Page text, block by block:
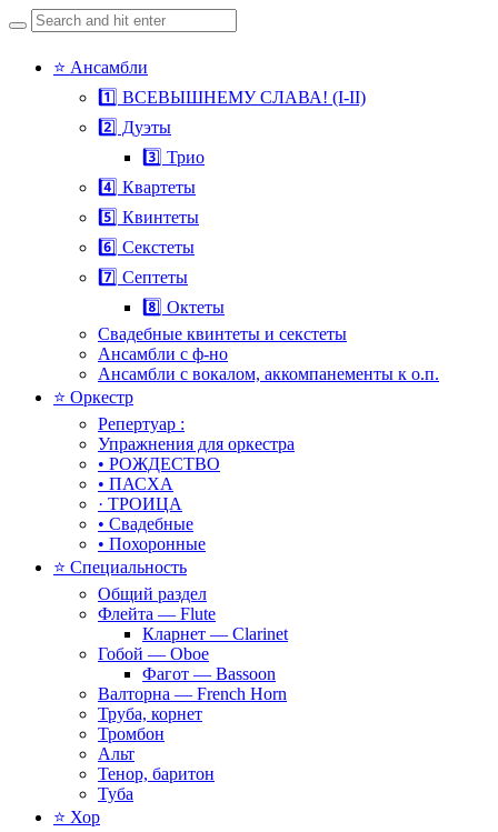
Search
for:
Skip
⭐ Ансамбли
1️⃣ ВСЕВЫШНЕМУ СЛАВА! (I-II)
2️⃣ Дуэты
3️⃣ Трио
4️⃣ Квартеты
5️⃣ Квинтеты
6️⃣ Секстеты
7️⃣ Септеты
8️⃣ Октеты
Свадебные квинтеты и секстеты
Ансамбли с ф-но
Ансамбли с вокалом, аккомпанементы к о.п.
⭐ Оркестр
Репертуар :
Упражнения для оркестра
• РОЖДЕСТВО
• ПАСХА
· ТРОИЦА
• Свадебные
• Похоронные
⭐ Специальность
Общий раздел
Флейта — Flute
Кларнет — Clarinet
Гобой — Oboe
Фагот — Bassoon
Валторна — French Horn
Труба, корнет
Тромбон
Альт
Тенор, баритон
Туба
⭐ Хор